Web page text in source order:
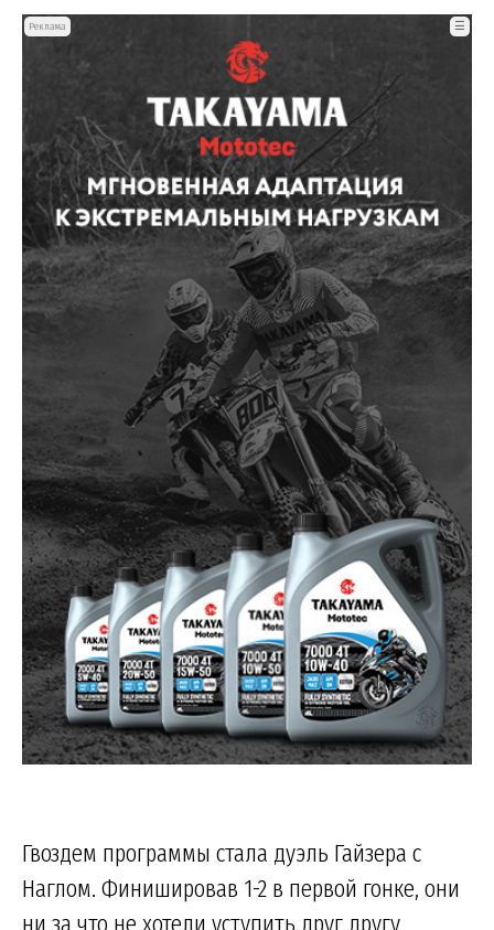
Реклама ☰
Гвоздем программы стала дуэль Гайзера с
Наглом. Финишировав 1-2 в первой гонке, они
ни за что не хотели уступить друг другу.